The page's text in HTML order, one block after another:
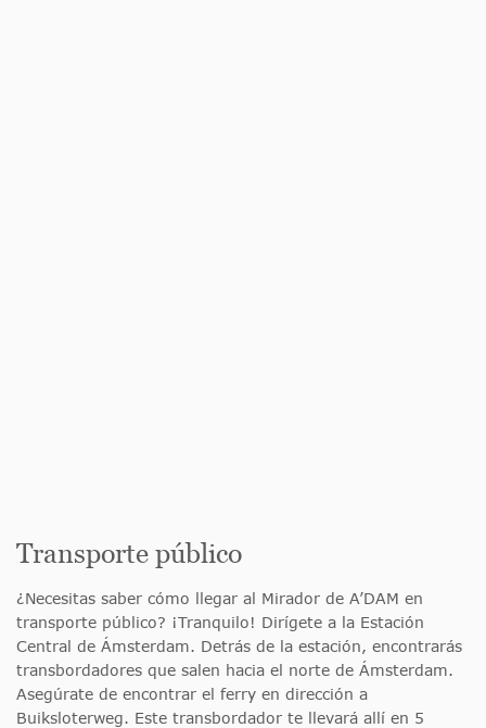
Transporte público
¿Necesitas saber cómo llegar al Mirador de A’DAM en
transporte público? ¡Tranquilo! Dirígete a la Estación
Central de Ámsterdam. Detrás de la estación, encontrarás
transbordadores que salen hacia el norte de Ámsterdam.
Asegúrate de encontrar el ferry en dirección a
Buiksloterweg. Este transbordador te llevará allí en 5